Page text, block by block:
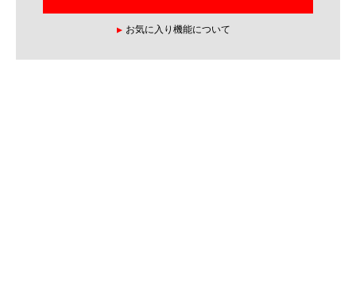
お気に入り機能について